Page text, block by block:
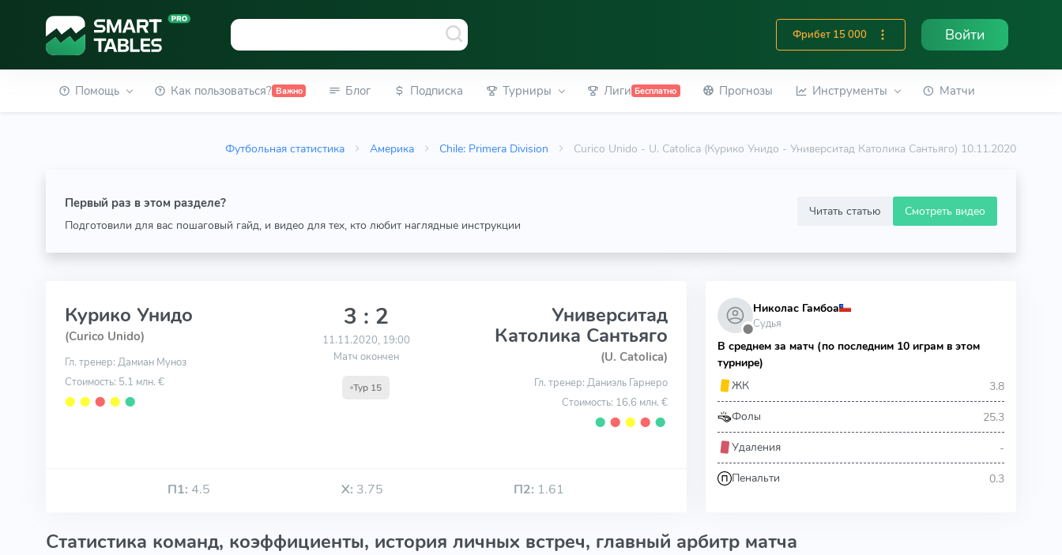
Фрибет 15 000 Войти
Помощь Как пользоваться? Важно Блог Подписка Турниры Лиги Бесплатно Прогнозы Инструменты Матчи
Футбольная статистика Америка Chile: Primera Division Curico Unido - U. Catolica (Курико Унидо - Университад Католика Сантьяго) 10.11.2020
Первый раз в этом разделе?
Подготовили для вас пошаговый гайд, и видео для тех, кто любит наглядные инструкции
Читать статью Смотреть видео
Курико Унидо
(Curico Unido)
Гл. тренер: Дамиан Муноз
Стоимость: 5.1 млн. €
⬤ ⬤ ⬤ ⬤ ⬤
3 : 2
11.11.2020, 19:00
Матч окончен
Тур 15
Университад
Католика Сантьяго
(U. Catolica)
Гл. тренер: Даниэль Гарнеро
Стоимость: 16.6 млн. €
⬤ ⬤ ⬤ ⬤ ⬤
П1: 4.5 Х: 3.75 П2: 1.61
⬤
Николас Гамбоа
Судья
В среднем за матч (по последним 10 играм в этом
турнире)
ЖК
3.8
Фолы 25.3
Удаления -
Пенальти 0.3
Статистика команд, коэффициенты, история личных встреч, главный арбитр матча